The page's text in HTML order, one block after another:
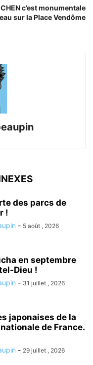
c’est monumentale
sur la Place Vendôme
des parcs de
!
- 5 août , 2026
en septembre
Dieu !
- 31 juillet , 2026
japonaises de la
de France.
- 29 juillet , 2026